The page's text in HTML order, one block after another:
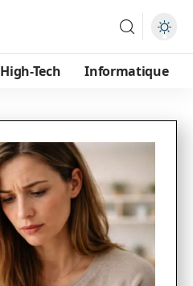
High-Tech Informatique